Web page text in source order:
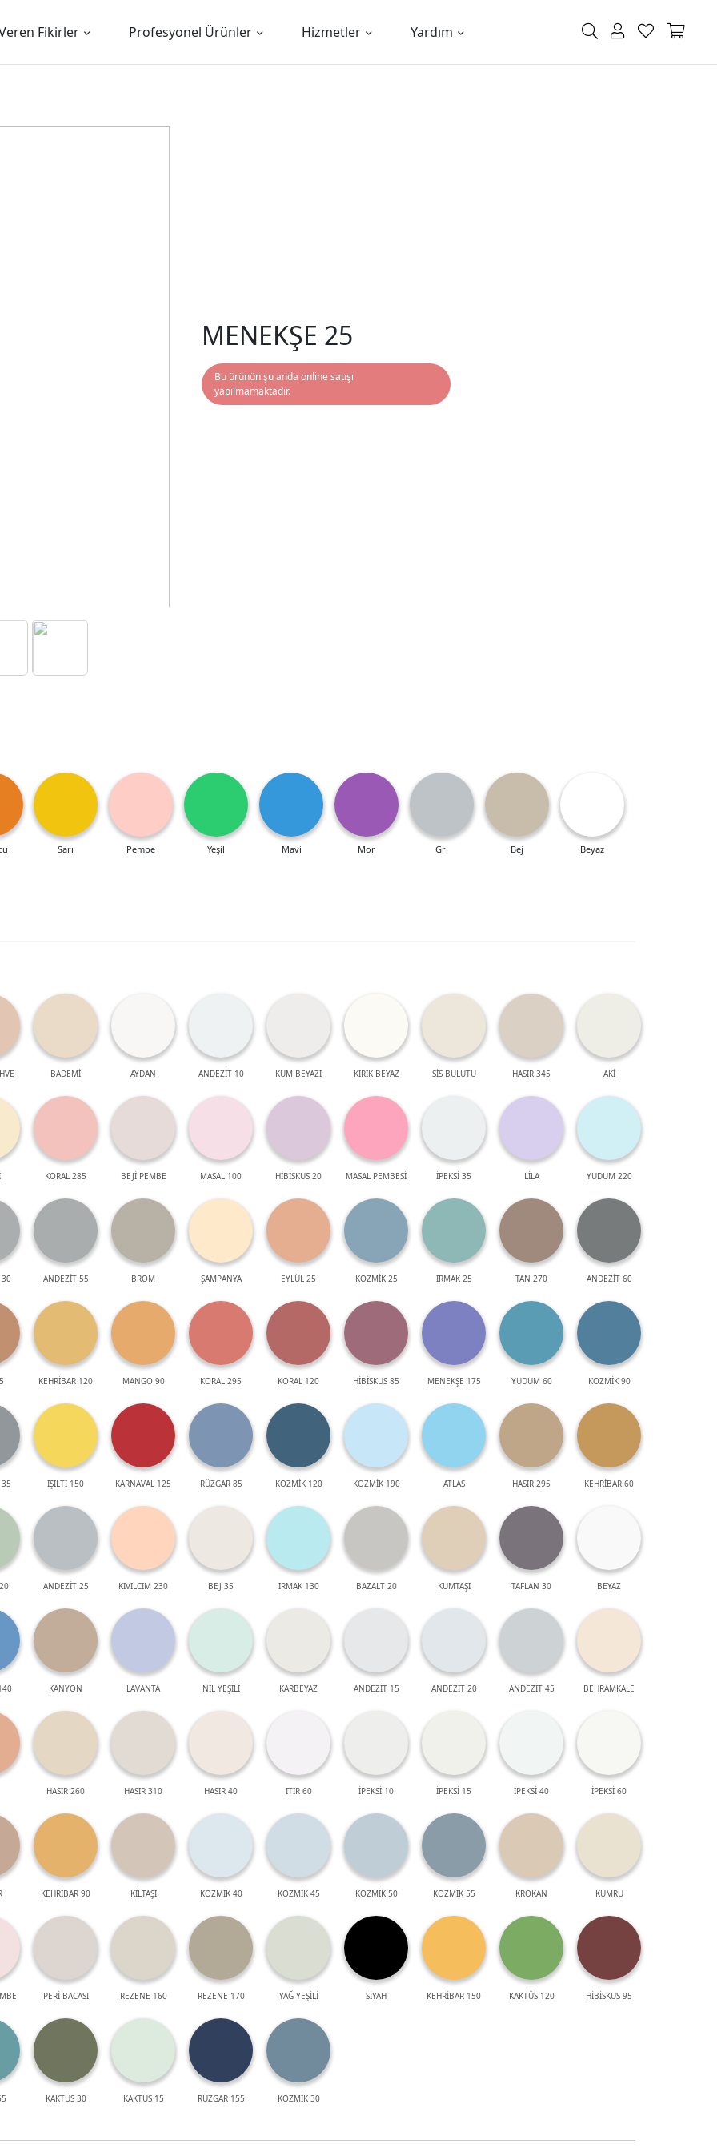
Fikirler Profesyonel Ürünler Hizmetler Yardım
MENEKŞE 25
Bu ürünün şu anda online satışı
yapılmamaktadır.
Sarı Pembe Yeşil Mavi Mor Gri Bej Beyaz
BADEMİ AYDAN ANDEZİT 10 KUM BEYAZI KIRIK BEYAZ SİS BULUTU HASIR 345 AKİ
KORAL 285 BEJİ PEMBE MASAL 100 HİBİSKUS 20 MASAL PEMBESİ İPEKSİ 35 LİLA YUDUM 220
30 ANDEZİT 55 BROM ŞAMPANYA EYLÜL 25 KOZMİK 25 IRMAK 25 TAN 270 ANDEZİT 60
KEHRİBAR 120 MANGO 90 KORAL 295 KORAL 120 HİBİSKUS 85 MENEKŞE 175 YUDUM 60 KOZMİK 90
IŞILTI 150 KARNAVAL 125 RÜZGAR 85 KOZMİK 120 KOZMİK 190 ATLAS HASIR 295 KEHRİBAR 60
ANDEZİT 25 KIVILCIM 230 BEJ 35 IRMAK 130 BAZALT 20 KUMTAŞI TAFLAN 30 BEYAZ
KANYON LAVANTA NİL YEŞİLİ KARBEYAZ ANDEZİT 15 ANDEZİT 20 ANDEZİT 45 BEHRAMKALE
HASIR 260 HASIR 310 HASIR 40 ITIR 60 İPEKSİ 10 İPEKSİ 15 İPEKSİ 40 İPEKSİ 60
KEHRİBAR 90 KİLTAŞI KOZMİK 40 KOZMİK 45 KOZMİK 50 KOZMİK 55 KROKAN KUMRU
PERİ BACASI REZENE 160 REZENE 170 YAĞ YEŞİLİ SİYAH KEHRİBAR 150 KAKTÜS 120 HİBİSKUS 95
KAKTÜS 30 KAKTÜS 15 RÜZGAR 155 KOZMİK 30